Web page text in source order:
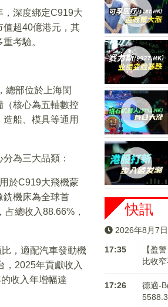
，深度綁定C919大
值超40億港元，其
考驗。
總部位於上海閔
（核心為五軸數控
船、模具等通用
為三大品類：
於C919大飛機蒙
銑機床為全球首
總收入88.66%，
，適配汽車發動機
，2025年貢獻收入
收入年增幅達
快訊
2026年8月7
17:35
【盈
比收
17:26
德適-